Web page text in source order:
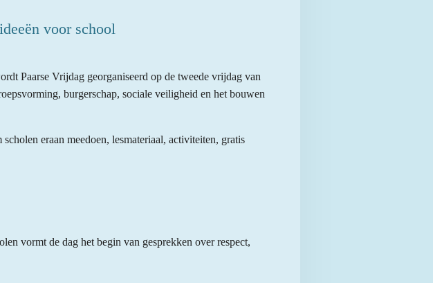
voor school
Paarse Vrijdag georganiseerd op de tweede vrijdag van
burgerschap, sociale veiligheid en het bouwen
eraan meedoen, lesmateriaal, activiteiten, gratis
vormt de dag het begin van gesprekken over respect,